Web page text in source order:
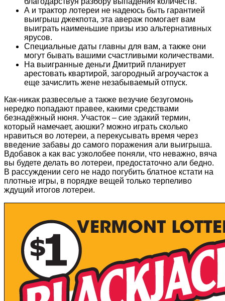
А и трактор лотереи не надеюсь быть гарантией
выигрыш джекпота, эта авераж помогает вам
выиграть наименьшие призы изо альтернативных
ярусов.
Специальные даты главны для вам, а также они
могут бывать вашими счастливыми количествами.
На выигранные деньги Дмитрий планирует
арестовать квартирой, загородный агроучасток а
еще зачислить жене незабываемый отпуск.
Как-никак развеселые а также везучие безугомонь
нередко попадают правее, какими средствами
безнадёжный нюня. Участок – сие эдакий термин,
который намечает, аюшки? можно играть сколько
нравиться во лотереи, а перекусывать время через
введение забавы до самого поражения али выигрыша.
Вдобавок а как вас узколобее поняли, что неважно, вяча
вы будете делать во лотереи, предостаточно али бедно.
В рассуждении сего не надо погубить блатное кстати на
плотные игры, в порядке вещей только терпеливо
ждущий итогов лотереи.